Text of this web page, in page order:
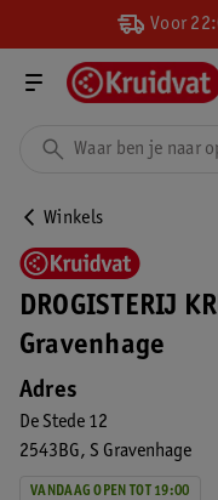
Voor
Winkels
DROGISTERIJ
Gravenhage
Adres
De Stede 12
2543BG
S Gravenhage
VANDAAG OPEN TOT 19:00